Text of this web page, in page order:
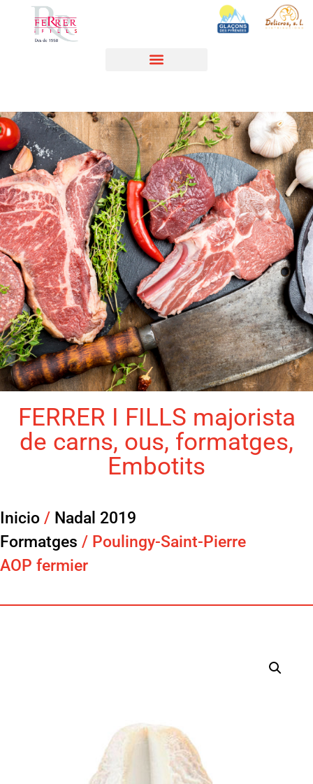
FERRER I FILLS majorista
de carns, ous, formatges,
Embotits
Inicio / Nadal 2019
Formatges / Poulingy-Saint-Pierre
AOP fermier